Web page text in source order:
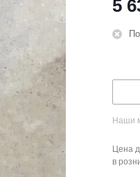
5
Наши
Цена
в